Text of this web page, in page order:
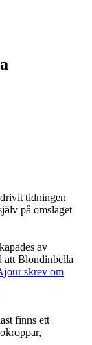
tidningen
på omslaget
av
att Blondinbella
skrev om
finns ett